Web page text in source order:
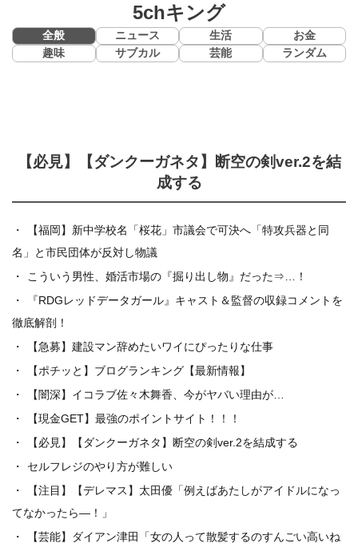
5chキング
全般 ニュース 生活
お金
趣味
サブカル 芸能 ランダム
【必見】【ダンクーガネタ】断空の剣ver.2を結
成する
【福岡】新中学校名「桜花」市議会で可決へ「特攻兵器と同
名」と市民団体が反対し物議
こういう男性、婚活市場の『掘り出し物』だった⇒…！
『RDGレッドデータガール』キャスト＆監督の収録コメントを
徹底解剖！
【急募】建設マン辞めたいワイにぴったりな仕事
【ポチッと】ブログランキング【最新情報】
【闇深】イコラブ佐々木舞香、今がヤバい理由が…
【現金GET】最強のポイントサイト！！！
【必見】【ダンクーガネタ】断空の剣ver.2を結成する
セルフレジのやり方が難しい
【注目】【デレマス】太田優「例えばあたしがアイドルになっ
てなかったら―！」
【芸能】ダイアン津田「女の人って散髪するのすんごい高いね